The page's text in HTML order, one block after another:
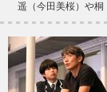
遥（今田美桜）や